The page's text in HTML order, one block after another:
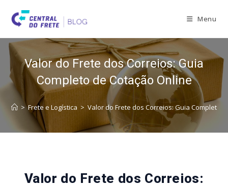
content
Menu
Valor do Frete dos Correios: Guia
Completo de Cotação Online
> Frete e Logística > Valor do Frete dos Correios: Guia Completo
Valor do Frete dos Correios: